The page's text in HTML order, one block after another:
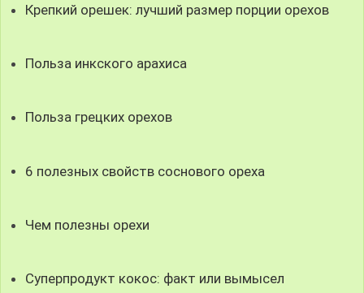
Крепкий орешек: лучший размер порции орехов
Польза инкского арахиса
Польза грецких орехов
6 полезных свойств соснового ореха
Чем полезны орехи
Суперпродукт кокос: факт или вымысел